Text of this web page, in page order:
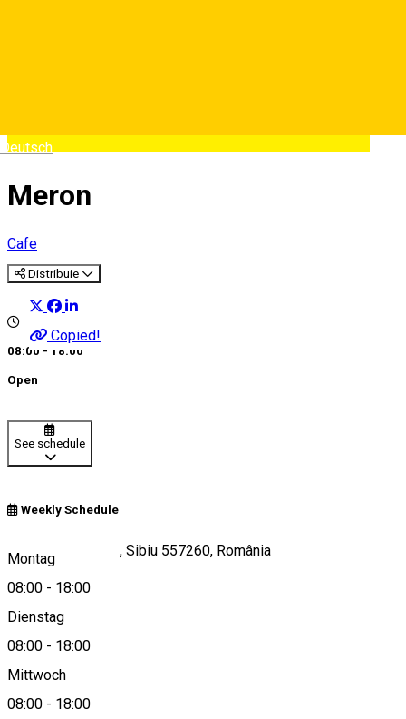
Deutsch
Meron
Cafe
Distribuie
Copied!
08:00 - 18:00
Open
See schedule
Weekly Schedule
Montag
08:00 - 18:00
Dienstag
08:00 - 18:00
Mittwoch
08:00 - 18:00
Strada Arhivelor 2, Sibiu 557260, România
View on map